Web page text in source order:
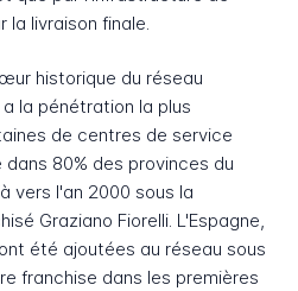
livraison finale.
historique du réseau
a la pénétration la plus
de centres de service
80% des provinces du
vers l'an 2000 sous la
Graziano Fiorelli. L'Espagne,
été ajoutées au réseau sous
franchise dans les premières